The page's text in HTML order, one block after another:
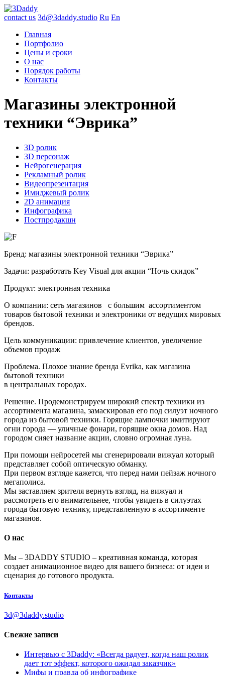
contact us 3d@3daddy.studio Ru En
Главная
Портфолио
Цены и сроки
О нас
Порядок работы
Контакты
Магазины электронной
техники “Эврика”
3D ролик
3D персонаж
Нейрогенерация
Рекламный ролик
Видеопрезентация
Имиджевый ролик
2D анимация
Инфографика
Постпродакшн
Бренд: магазины электронной техники “Эврика”
Задачи: разработать Key Visual для акции “Ночь скидок”
Продукт: электронная техника
О компании: сеть магазинов с большим ассортиментом
товаров бытовой техники и электроники от ведущих мировых
брендов.
Цель коммуникации: привлечение клиентов, увеличение
объемов продаж
Проблема. Плохое знание бренда Evrika, как магазина
бытовой техники
в центральных городах.
Решение. Продемонстрируем широкий спектр техники из
ассортимента магазина, замаскировав его под силуэт ночного
города из бытовой техники. Горящие лампочки имитируют
огни города — уличные фонари, горящие окна домов. Над
городом сияет название акции, словно огромная луна.
При помощи нейросетей мы сгенерировали вижуал который
представляет собой оптическую обманку.
При первом взгляде кажется, что перед нами пейзаж ночного
мегаполиса.
Мы заставляем зрителя вернуть взгляд, на вижуал и
рассмотреть его внимательнее, чтобы увидеть в силуэтах
города бытовую технику, представленную в ассортименте
магазинов.
О нас
Мы – 3DADDY STUDIO – креативная команда, которая
создает анимационное видео для вашего бизнеса: от идеи и
сценария до готового продукта.
Контакты
3d@3daddy.studio
Свежие записи
Интервью с 3Daddy: «Всегда радует, когда наш ролик
дает тот эффект, которого ожидал заказчик»
Мифы и правда об инфографике